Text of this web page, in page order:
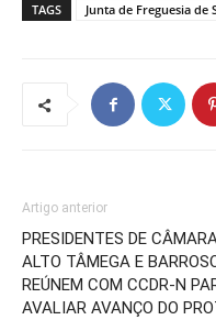
TAGS Junta de Freguesia de
Artigo anterior
PRESIDENTES DE
ALTO TÂMEGA E
REÚNEM COM CCDR-N
AVALIAR AVANÇO DO